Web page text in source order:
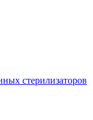
стерилизаторов